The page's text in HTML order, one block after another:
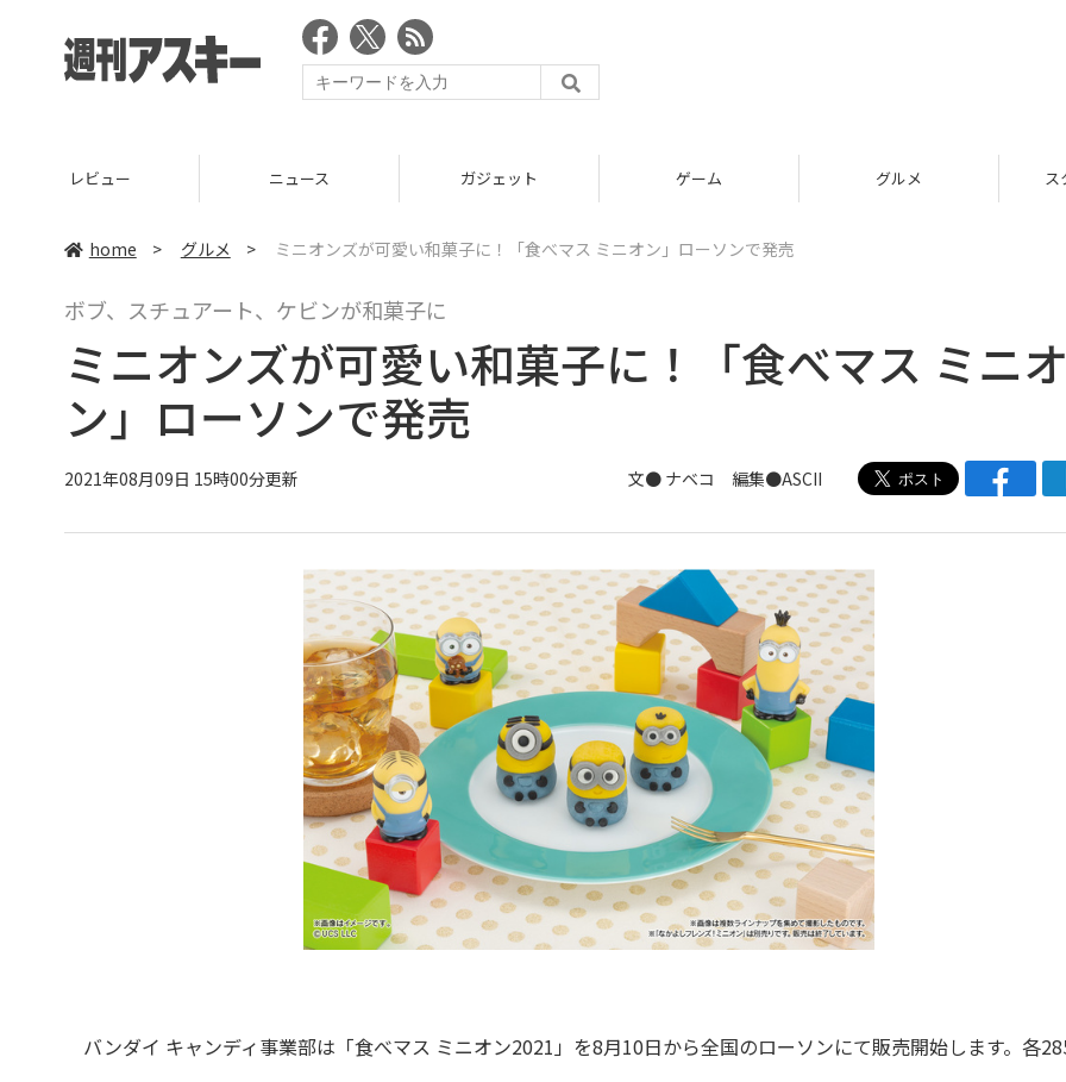
ニュース ガジェット ゲーム グルメ スタートアップ
home > グルメ > ミニオンズが可愛い和菓子に！「食べマス ミニオン」ローソンで発売
ボブ、スチュアート、ケビンが和菓子に
ミニオンズが可愛い和菓子に！「食べマス ミニオ
ン」ローソンで発売
2021年08月09日 15時00分更新 文● ナベコ 編集●ASCII
バンダイ キャンディ事業部は「食べマス ミニオン2021」を8月10日から全国のローソンにて販売開始します。各